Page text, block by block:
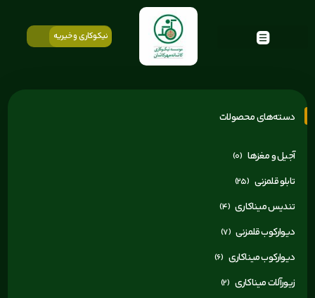
نیکوکاری و خیریه
دسته‌های محصولات
آجیل و مغزها (0)
تابلو قلمزنی (25)
تندیس میناکاری (4)
دیوارکوب قلمزنی (7)
دیوارکوب میناکاری (6)
زیورآلات میناکاری (2)